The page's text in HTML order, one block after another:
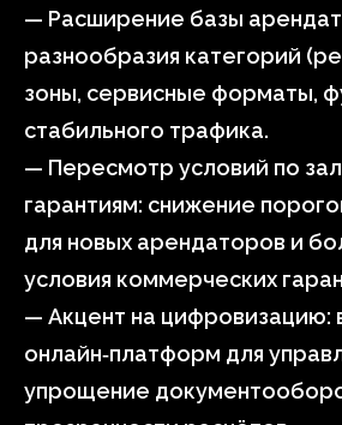
— Расширение базы
разнообразия категорий
зоны, сервисные форматы,
стабильного трафика.
— Пересмотр условий по
гарантиям: снижение
для новых арендаторов и
условия коммерческих
— Акцент на цифровизацию:
онлайн‑платформ для
упрощение